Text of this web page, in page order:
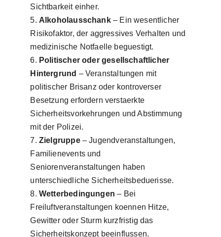
Sichtbarkeit einher.
Alkoholausschank– Ein wesentlicher
Risikofaktor, der aggressives Verhalten und
medizinische Notfaelle beguestigt.
Politischer oder gesellschaftlicher
Hintergrund – Veranstaltungen mit
politischer Brisanz oder kontroverser
Besetzung erfordern verstaerkte
Sicherheitsvorkehrungen und Abstimmung
mit der Polizei.
Zielgruppe– Jugendveranstaltungen,
Familienevents und
Seniorenveranstaltungen haben
unterschiedliche Sicherheitsbeduerisse.
Wetterbedingungen – Bei
Freiluftveranstaltungen koennen Hitze,
Gewitter oder Sturm kurzfristig das
Sicherheitskonzept beeinflussen.